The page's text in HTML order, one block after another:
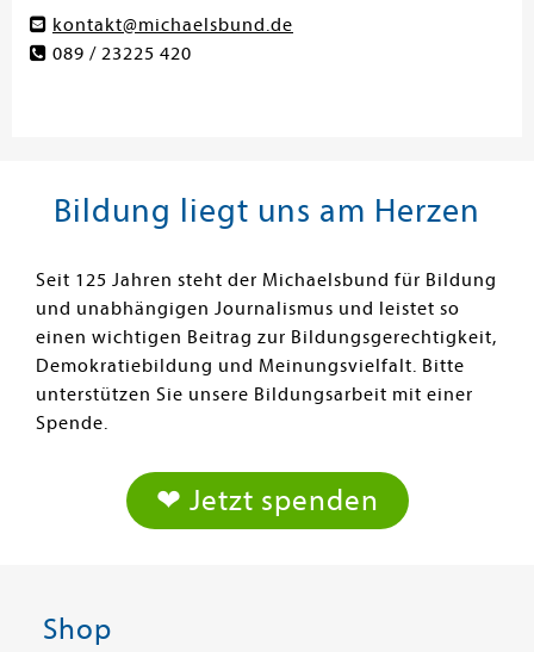
kontakt@michaelsbund.de
089 / 23225 420
Bildung liegt uns am Herzen
Seit 125 Jahren steht der Michaelsbund für Bildung
und unabhängigen Journalismus und leistet so
einen wichtigen Beitrag zur Bildungsgerechtigkeit,
Demokratiebildung und Meinungsvielfalt. Bitte
unterstützen Sie unsere Bildungsarbeit mit einer
Spende.
❤ Jetzt spenden
Shop